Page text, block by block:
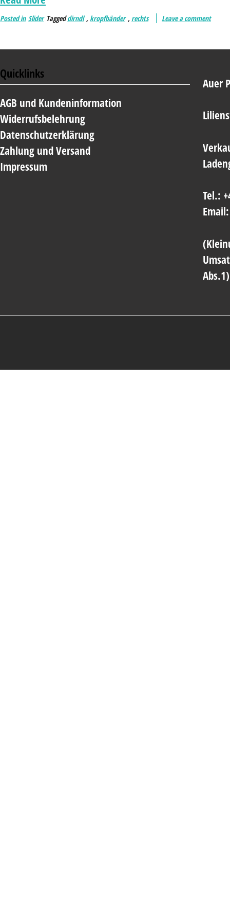
Posted in Slider Taggeddirndl , kropfbänder , rechts Leave a comment
Quicklinks
AGB und Kundeninformation
Widerrufsbelehrung
Datenschutzerklärung
Zahlung und Versand
Impressum
Auer
Tel.:
Email:
Abs.1)